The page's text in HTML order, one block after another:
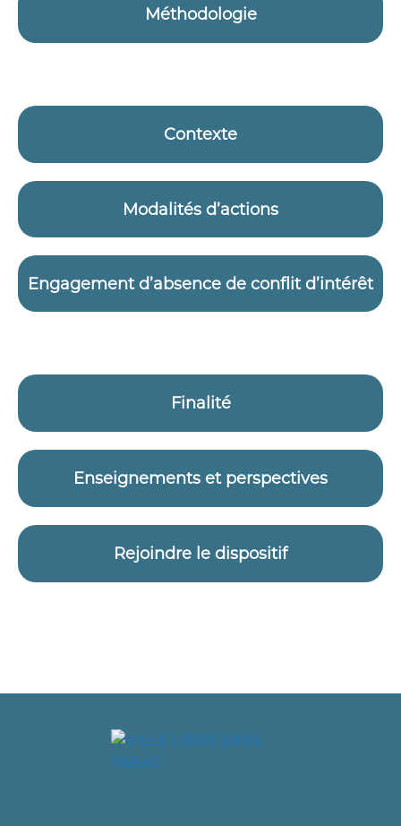
Méthodologie
Contexte
Modalités d’actions
Engagement d’absence de conflit d’intérêt
Finalité
Enseignements et perspectives
Rejoindre le dispositif